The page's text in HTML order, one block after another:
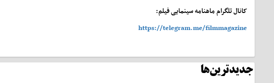
کانال تلگرام ماهنامه سینمایی فیلم:
https://telegram.me/filmmagazine
جدیدترین‌ها